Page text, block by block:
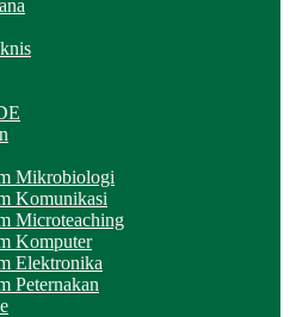
Mikrobiologi
Komunikasi
Microteaching
Komputer
Elektronika
Peternakan